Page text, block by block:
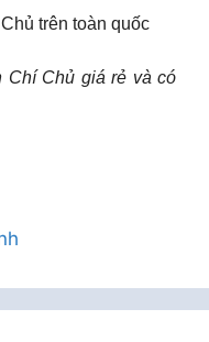
trên toàn quốc
Chí Chủ giá rẻ và có